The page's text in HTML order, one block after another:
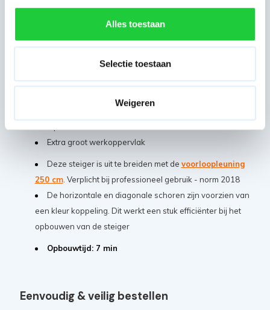
Alles toestaan
Selectie toestaan
Weigeren
Door de buis dikte van 50 mm en wanddikte van 2,2
mm creëert de steiger een veilige en stevige
werkoppervlakte
Extra groot werkoppervlak
Deze steiger is uit te breiden met de voorloopleuning
250 cm. Verplicht bij professioneel gebruik - norm 2018
De horizontale en diagonale schoren zijn voorzien van
een kleur koppeling. Dit werkt een stuk efficiënter bij het
opbouwen van de steiger
Opbouwtijd: 7 min
Eenvoudig & veilig bestellen